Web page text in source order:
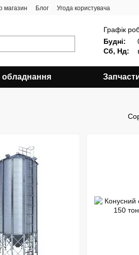
магазин Блог Угода користувача
Графік
Будні:
Сб, Нд: